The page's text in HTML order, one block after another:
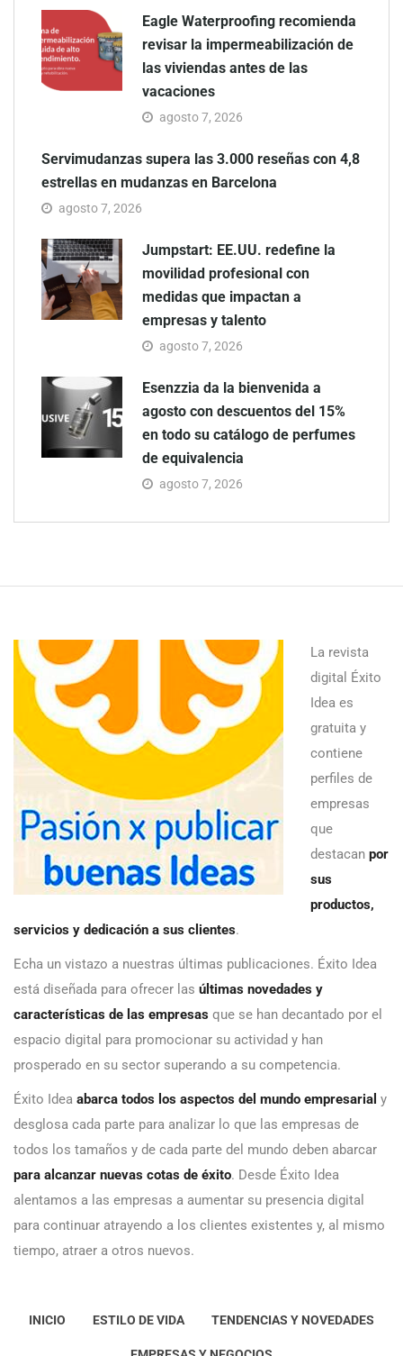
Eagle Waterproofing recomienda
revisar la impermeabilización de
las viviendas antes de las
vacaciones
agosto 7, 2026
Servimudanzas supera las 3.000 reseñas con 4,8
estrellas en mudanzas en Barcelona
agosto 7, 2026
Jumpstart: EE.UU. redefine la
movilidad profesional con
medidas que impactan a
empresas y talento
agosto 7, 2026
Esenzzia da la bienvenida a
agosto con descuentos del 15%
en todo su catálogo de perfumes
de equivalencia
agosto 7, 2026
La revista
digital Éxito
Idea es
gratuita y
contiene
perfiles de
empresas
que
destacan por
sus
productos,
servicios y dedicación a sus clientes.
Echa un vistazo a nuestras últimas publicaciones. Éxito Idea
está diseñada para ofrecer las últimas novedades y
características de las empresas que se han decantado por el
espacio digital para promocionar su actividad y han
prosperado en su sector superando a su competencia.
Éxito Idea abarca todos los aspectos del mundo empresarial y
desglosa cada parte para analizar lo que las empresas de
todos los tamaños y de cada parte del mundo deben abarcar
para alcanzar nuevas cotas de éxito. Desde Éxito Idea
alentamos a las empresas a aumentar su presencia digital
para continuar atrayendo a los clientes existentes y, al mismo
tiempo, atraer a otros nuevos.
INICIO ESTILO DE VIDA TENDENCIAS Y NOVEDADES